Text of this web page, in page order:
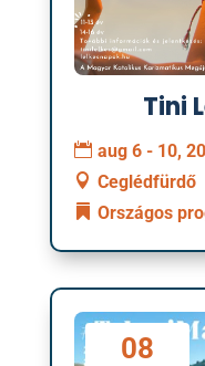
Tini
aug 6 - 10,
Ceglédfürdő
Országos
08